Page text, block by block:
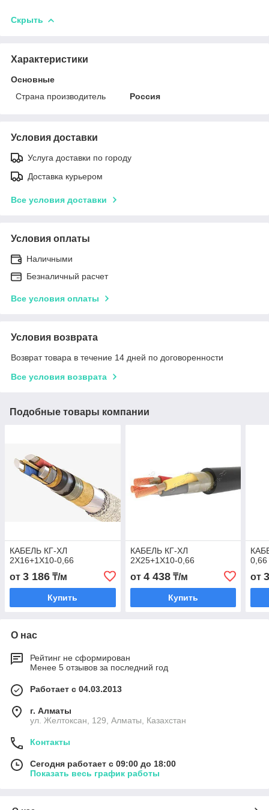
Скрыть
Характеристики
Основные
Страна производитель
Россия
Условия доставки
Услуга доставки по городу
Доставка курьером
Все условия доставки
Условия оплаты
Наличными
Безналичный расчет
Все условия оплаты
Условия возврата
Возврат товара в течение 14 дней по договоренности
Все условия возврата
Подобные товары компании
КАБЕЛЬ КГ-ХЛ
2Х16+1Х10-0,66
от 3 186 ₸/м
Купить
КАБЕЛЬ КГ-ХЛ
2Х25+1Х10-0,66
от 4 438₸/м
Купить
0,66
от
О нас
Рейтинг не сформирован
Менее 5 отзывов за последний год
Работает с 04.03.2013
г. Алматы
ул. Желтоксан, 129, Алматы, Казахстан
Контакты
Сегодня работает с 09:00 до 18:00
Показать весь график работы